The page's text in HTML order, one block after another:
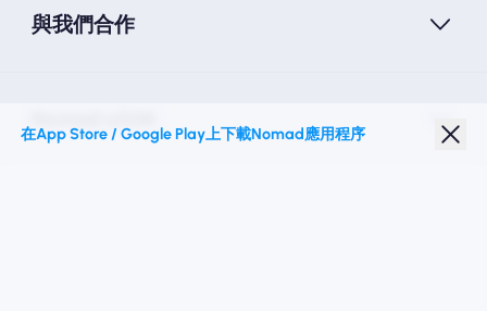
與我們合作
在App Store / Google Play上下載Nomad應用程序